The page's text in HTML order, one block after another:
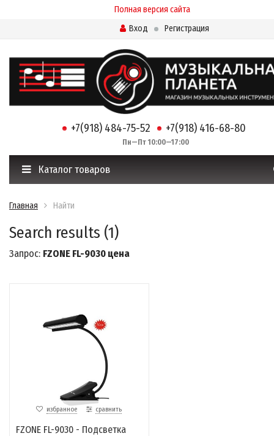
Полная версия сайта
Вход
Регистрация
+7(918) 484-75-52 +7(918) 416-68-80
Пн—Пт 10:00—17:00
Каталог товаров
Главная Найти
Search results (1)
Запрос: FZONE FL-9030 цена
избранное сравнить
FZONE FL-9030 - Подсветка